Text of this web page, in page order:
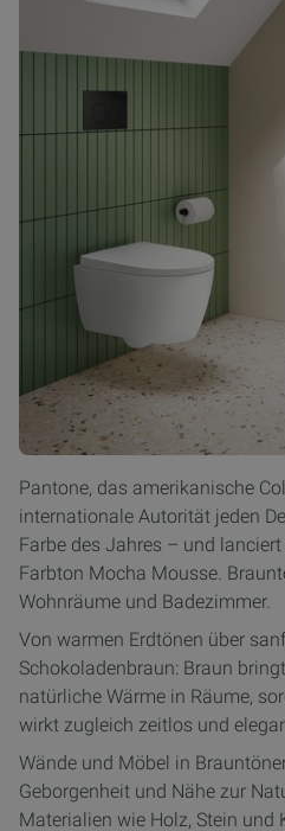
Pantone, das amerikanische
internationale Autorität jeden
Farbe des Jahres – und
Farbton Mocha Mousse.
Wohnräume und Badezimmer.
Von warmen Erdtönen über
Schokoladenbraun: Braun
natürliche Wärme in Räume,
wirkt zugleich zeitlos und
Wände und Möbel in
Geborgenheit und Nähe zur
Materialien wie Holz, Stein und